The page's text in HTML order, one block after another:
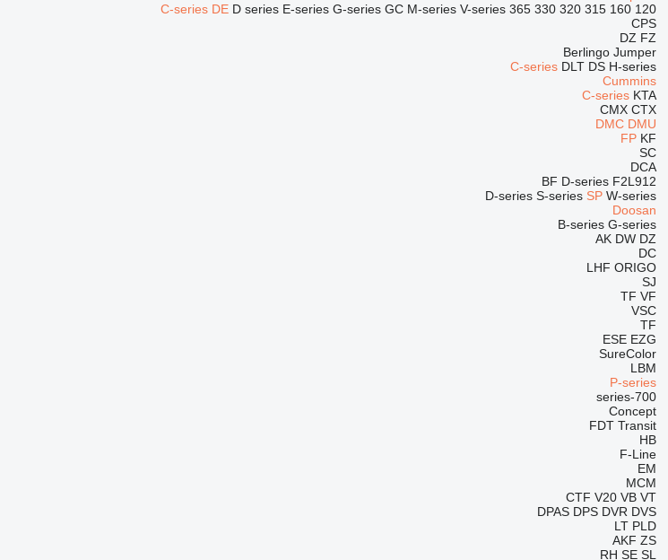
120
160
315
320
330
365
C-series DE D series E-series G-series GC M-series V-series
CPS
DZ FZ
Berlingo Jumper
C-series DLT DS H-series
Cummins
C-series KTA
CMX CTX
DMC DMU
FP KF
SC
DCA
BF D-series F2L912
D-series S-series SP W-series
Doosan
B-series G-series
AK DW DZ
DC
LHF ORIGO
SJ
TF VF
VSC
TF
ESE EZG
SureColor
LBM
P-series
700-series
Concept
FDT Transit
HB
F-Line
EM
MCM
CTF V20 VB VT
DPAS DPS DVR DVS
LT PLD
AKF ZS
RH SE SL